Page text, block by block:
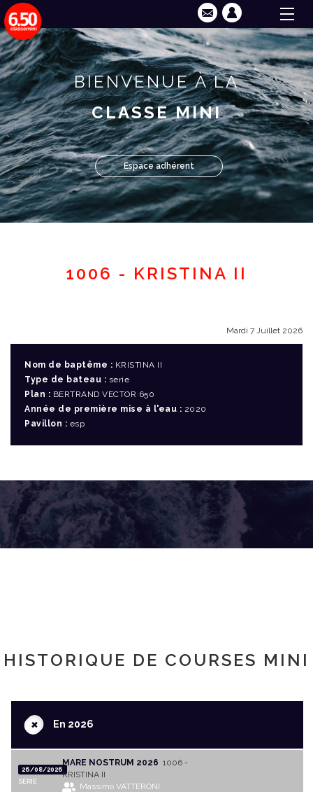
BIENVENUE À LA
CLASSE MINI
Espace adhérent
1006 - KRISTINA II
Mardi 7 Juillet 2026
Nom de baptême : KRISTINA II
Type de bateau : serie
Plan : BERTRAND VECTOR 650
Année de première mise à l'eau : 2020
Pavillon : esp
HISTORIQUE DE COURSES MINI
+En 2026
26/08/2026
SERIE
MARE NOSTRUM 2026 1006 -
KRISTINA II
Massimo VATTERONI